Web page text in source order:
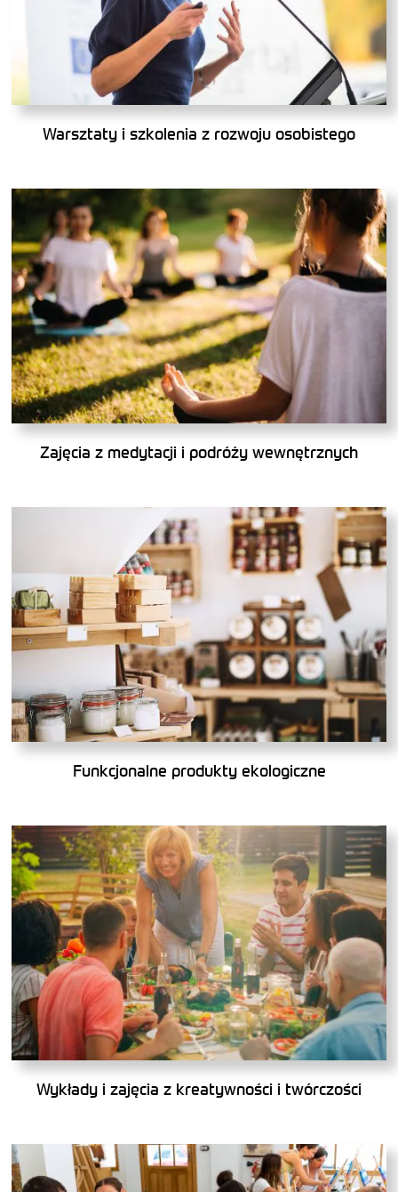
Warsztaty i szkolenia z rozwoju osobistego
Zajęcia z medytacji i podróży wewnętrznych
Funkcjonalne produkty ekologiczne
Wykłady i zajęcia z kreatywności i twórczości